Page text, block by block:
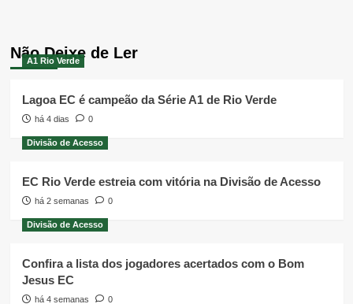
Não Deixe de Ler
A1 Rio Verde
Lagoa EC é campeão da Série A1 de Rio Verde
há 4 dias 0
Divisão de Acesso
EC Rio Verde estreia com vitória na Divisão de Acesso
há 2 semanas 0
Divisão de Acesso
Confira a lista dos jogadores acertados com o Bom
Jesus EC
há 4 semanas 0